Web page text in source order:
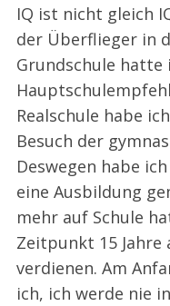
IQ ist nicht gleich
der Überflieger in
Grundschule hatte
Realschule habe
Besuch der
Deswegen habe
eine Ausbildung
mehr auf Schule
Zeitpunkt 15
verdienen. Am
ich, ich werde nie